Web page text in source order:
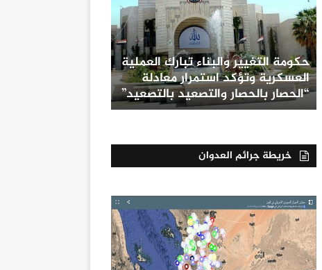
حكومة التغيير والبناء تبارك العملية
العسكرية وتؤكد استمرار معادلة
“الحصار بالحصار والتصعيد بالتصعيد”
خريطة جرائم العدوان